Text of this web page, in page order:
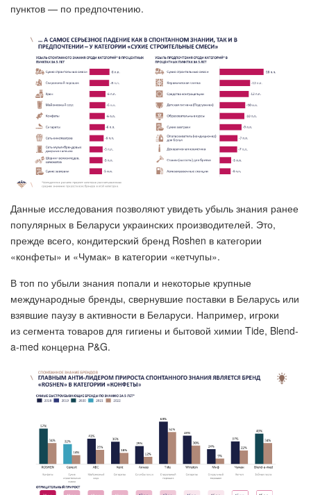
пунктов — по предпочтению.
Данные исследования позволяют увидеть убыль знания ранее
популярных в Беларуси украинских производителей. Это,
прежде всего, кондитерский бренд Roshen в категории
«конфеты» и «Чумак» в категории «кетчупы».
В топ по убыли знания попали и некоторые крупные
международные бренды, свернувшие поставки в Беларусь или
взявшие паузу в активности в Беларуси. Например, игроки
из сегмента товаров для гигиены и бытовой химии Tide, Blend-
a-med концерна P&G.